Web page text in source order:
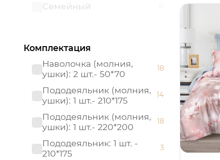
Россия 0
Семейный 0
Комплектация
Наволочка (молния,
ушки): 2 шт.- 50*70
18
Пододеяльник (молния,
ушки): 1 шт.- 210*175
14
Пододеяльник (молния,
ушки): 1 шт.- 220*200
18
Пододеяльник: 1 шт. -
210*175
3